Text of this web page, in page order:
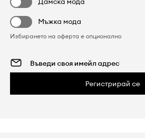
Мъжка мода
Избирането на оферта е опционално
Регистрирай се